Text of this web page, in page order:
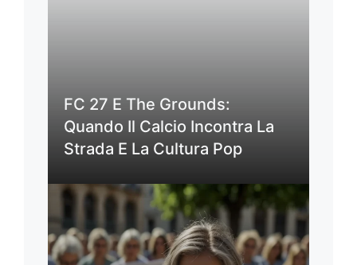
FC 27 E The Grounds:
Quando Il Calcio Incontra La
Strada E La Cultura Pop